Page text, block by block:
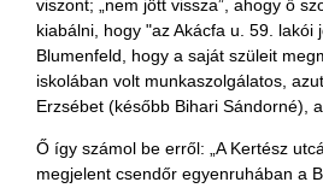
viszont; „nem jött vissza”, ahogy ő
kiabálni, hogy "az Akácfa u. 59.
Blumenfeld, hogy a saját szüleit
iskolában volt munkaszolgálatos,
Erzsébet (később Bihari Sándorné),
Ő így számol be erről: „A Kertész
megjelent csendőr egyenruhában a